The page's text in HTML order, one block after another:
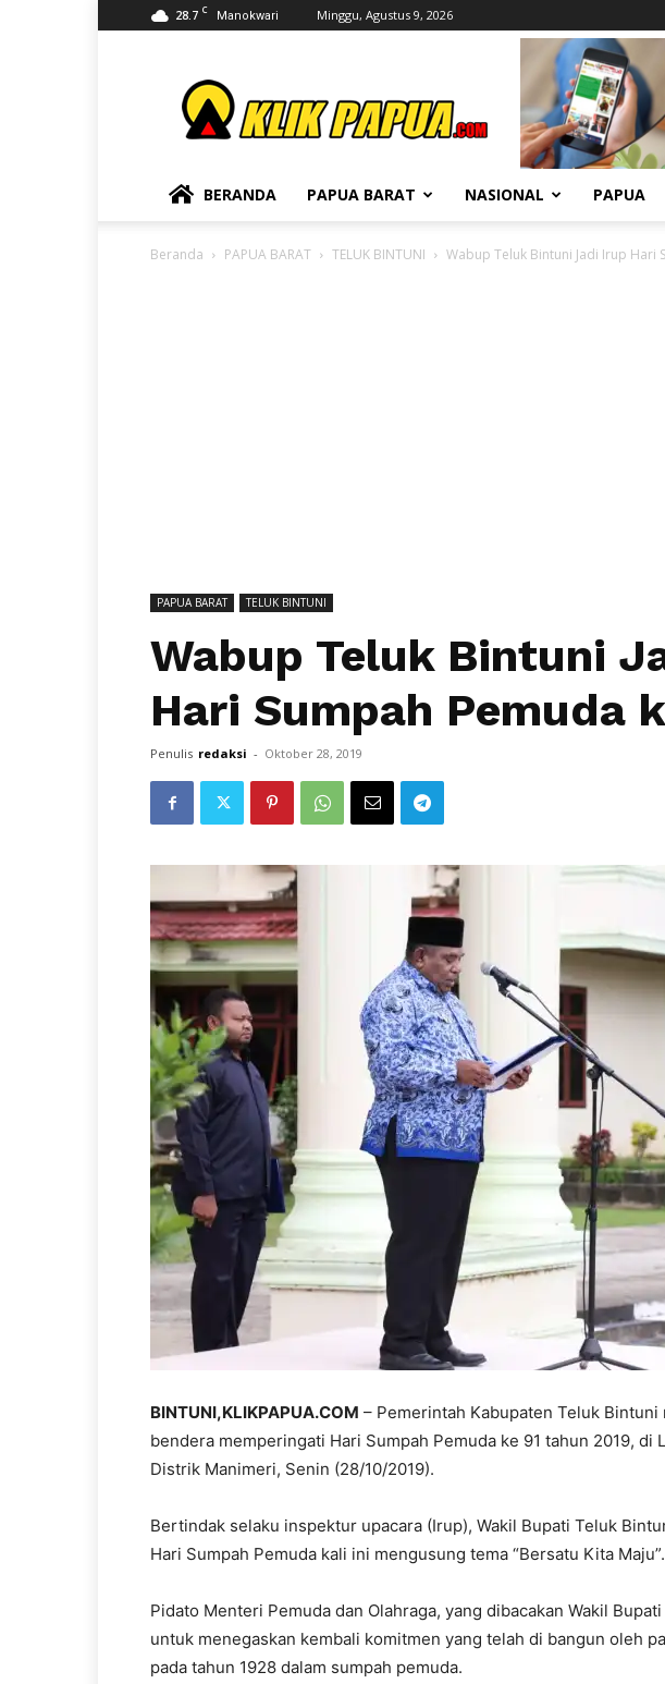
28.7 C Manokwari Minggu, Agustus 9, 2026
BERANDA PAPUA BARAT NASIONAL PAPUA
Beranda PAPUA BARAT TELUK BINTUNI Wabup Teluk Bintuni Jadi Irup Hari
PAPUA BARAT TELUK BINTUNI
Wabup Teluk Bintuni
Hari Sumpah Pemuda
Penulis redaksi - Oktober 28, 2019
BINTUNI,KLIKPAPUA.COM – Pemerintah Kabupaten Teluk
bendera memperingati Hari Sumpah Pemuda ke 91 tahun 2019, di
Distrik Manimeri, Senin (28/10/2019).
Bertindak selaku inspektur upacara (Irup), Wakil Bupati Teluk
Hari Sumpah Pemuda kali ini mengusung tema “Bersatu Kita Maju”.
Pidato Menteri Pemuda dan Olahraga, yang dibacakan Wakil
untuk menegaskan kembali komitmen yang telah di bangun oleh
pada tahun 1928 dalam sumpah pemuda.